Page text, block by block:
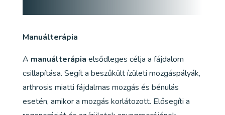
Manuálterápia
A manuálterápia elsődleges célja a fájdalom
csillapítása. Segít a beszűkült ízületi mozgáspályák,
arthrosis miatti fájdalmas mozgás és bénulás
esetén, amikor a mozgás korlátozott. Elősegíti a